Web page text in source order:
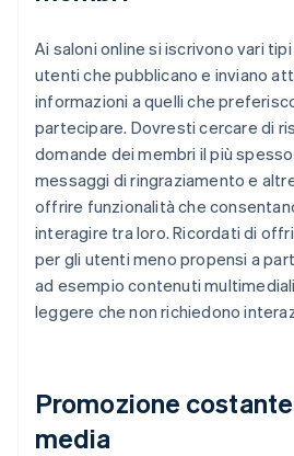
Ai saloni online si iscrivono vari
utenti che pubblicano e inviano
informazioni a quelli che
partecipare. Dovresti cercare di
domande dei membri il più
messaggi di ringraziamento e
offrire funzionalità che
interagire tra loro. Ricordati di
per gli utenti meno propensi a
ad esempio contenuti
leggere che non richiedono
Promozione
media